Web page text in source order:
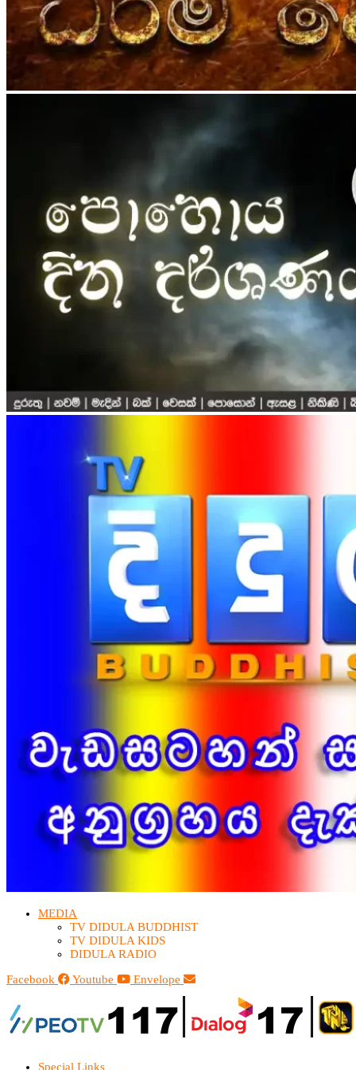
MEDIA
TV DIDULA BUDDHIST​
TV DIDULA KIDS
DIDULA RADIO
Facebook
Youtube Envelope
Special Links